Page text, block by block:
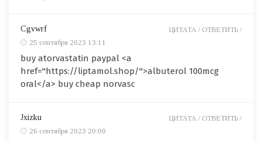
Cgvwrf
25 сентября 2023 13:11
buy atorvastatin paypal <a
href="https://liptamol.shop/">albuterol 100mcg
oral</a> buy cheap norvasc
ЦИТАТА / ОТВЕТИТЬ /
Jxizku
26 сентября 2023 20:00
ЦИТАТА / ОТВЕТИТЬ /